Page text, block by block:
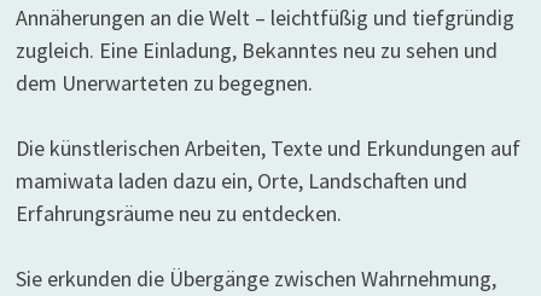
Annäherungen an die Welt – leichtfüßig und tiefgründig
zugleich. Eine Einladung, Bekanntes neu zu sehen und
dem Unerwarteten zu begegnen.
Die künstlerischen Arbeiten, Texte und Erkundungen auf
mamiwata laden dazu ein, Orte, Landschaften und
Erfahrungsräume neu zu entdecken.
Sie erkunden die Übergänge zwischen Wahrnehmung,